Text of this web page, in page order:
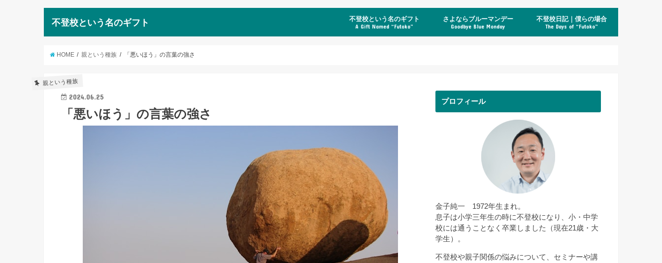
不登校という名のギフト 不登校という名のギフト
A Gift Named “Futoko”
さよならブルーマンデー
Goodbye Blue Monday
不登校日記｜僕らの場合
The Days of “Futoko”
HOME 親という種族 「悪いほう」の言葉の強さ
親という種族
2024.06.25
「悪いほう」の言葉の強さ
プロフィール
金子純一 1972年生まれ。
息子は小学三年生の時に不登校になり、小・中学
校には通うことなく卒業しました（現在21歳・大
学生）。
不登校や親子関係の悩みについて、セミナーや講